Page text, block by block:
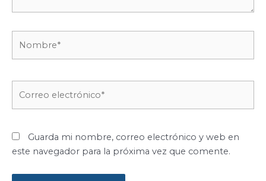
electrónico*
Guarda mi nombre, correo electrónico y web en
este navegador para la próxima vez que comente.